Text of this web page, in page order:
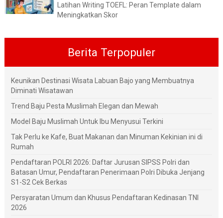
Latihan Writing TOEFL: Peran Template dalam
Meningkatkan Skor
Berita Terpopuler
Keunikan Destinasi Wisata Labuan Bajo yang Membuatnya
Diminati Wisatawan
Trend Baju Pesta Muslimah Elegan dan Mewah
Model Baju Muslimah Untuk Ibu Menyusui Terkini
Tak Perlu ke Kafe, Buat Makanan dan Minuman Kekinian ini di
Rumah
Pendaftaran POLRI 2026: Daftar Jurusan SIPSS Polri dan
Batasan Umur, Pendaftaran Penerimaan Polri Dibuka Jenjang
S1-S2 Cek Berkas
Persyaratan Umum dan Khusus Pendaftaran Kedinasan TNI
2026